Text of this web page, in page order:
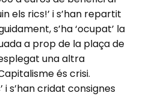
els rics!’ i s’han repartit
s’ha ‘ocupat’ la
a prop de la plaça de
una altra
és crisi.
i s’han cridat consignes